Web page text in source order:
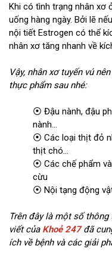
Khi có tình trạng nhân xơ
uống hàng ngày. Bởi lẽ
nội tiết Estrogen có thể
nhân xơ tăng nhanh về
Vậy, nhân xơ tuyến vú
thực phẩm sau nhé:
⦿ Đậu nành, đậu
nành…
⦿ Các loại thịt đỏ
thịt chó…
⦿ Các chế phẩm
cừu
⦿ Nội tạng động
Trên đây là một số thông
viết của Khoẻ 247đã
ích về bệnh và các giải